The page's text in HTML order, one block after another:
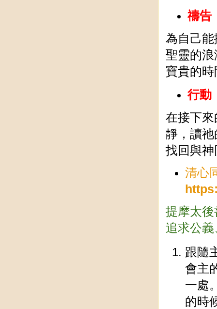
禱告
為自己
聖靈的
寶貴的
行動
在接下
靜，讀
找回與
清心
提摩太
追求公
跟隨
會主
一處
的時